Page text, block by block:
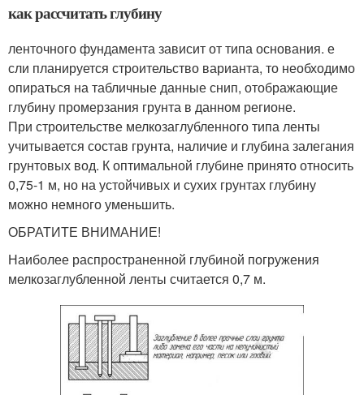
как рассчитать глубину
ленточного фундамента зависит от типа основания. е
сли планируется строительство варианта, то необходимо
опираться на табличные данные снип, отображающие
глубину промерзания грунта в данном регионе.
При строительстве мелкозаглубленного типа ленты
учитывается состав грунта, наличие и глубина залегания
грунтовых вод. К оптимальной глубине принято относить
0,75-1 м, но на устойчивых и сухих грунтах глубину
можно немного уменьшить.
ОБРАТИТЕ ВНИМАНИЕ!
Наиболее распространенной глубиной погружения
мелкозаглубленной ленты считается 0,7 м.